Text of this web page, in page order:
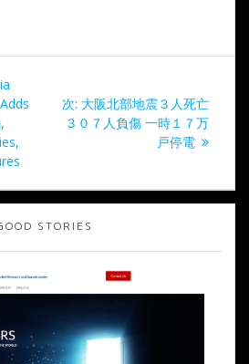
次: 次
の
大阪北部地震３人死亡
３０７人負傷 一時１７万
戸停電
STORIES